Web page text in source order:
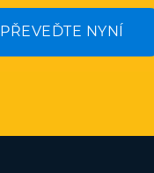
PŘEVEĎTE NYNÍ